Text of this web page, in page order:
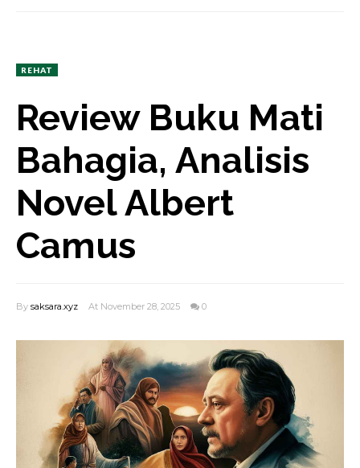
REHAT
Review Buku Mati
Bahagia, Analisis
Novel Albert
Camus
By saksara.xyz At November 28, 2025 0